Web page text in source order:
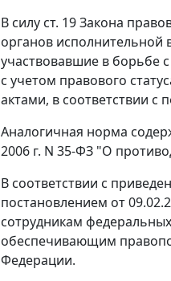
В силу ст. 19Закона
органов исполнительной
участвовавшие в борьбе
с учетом правового
актами, в соответствии
Аналогичная норма
2006 г. N 35-ФЗ "О
В соответствии с
постановлением от
сотрудникам
обеспечивающим
Федерации.